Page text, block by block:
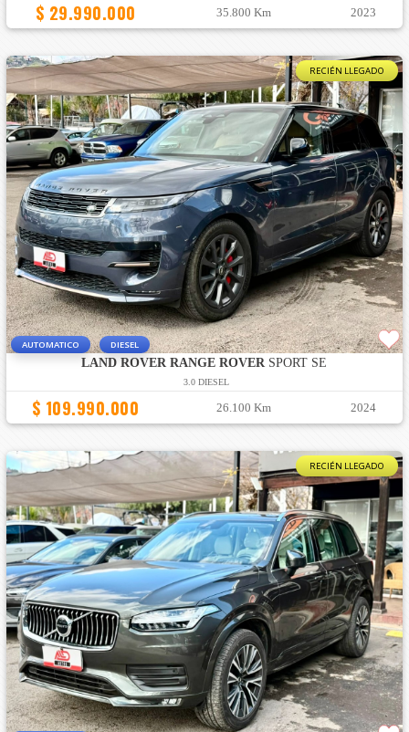
$ 29.990.000 35.800 Km 2023
RECIÉN LLEGADO
AUTOMATICO DIESEL
LAND ROVER RANGE ROVERSPORT SE
3.0 DIESEL
$ 109.990.000 26.100 Km 2024
RECIÉN LLEGADO